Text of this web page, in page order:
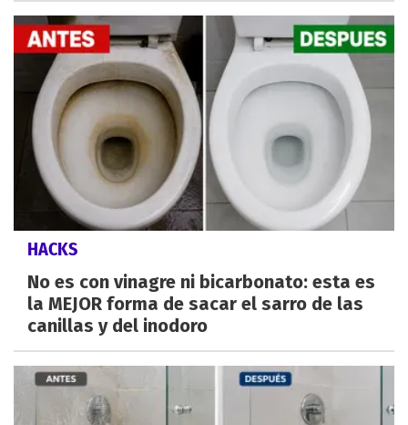
HACKS
No es con vinagre ni bicarbonato: esta es
la MEJOR forma de sacar el sarro de las
canillas y del inodoro